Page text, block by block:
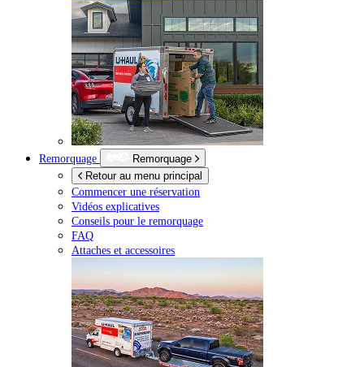
Remorquage
Remorquage
Retour au menu principal
Commencer une réservation
Vidéos explicatives
Conseils pour le remorquage
FAQ
Attaches et accessoires